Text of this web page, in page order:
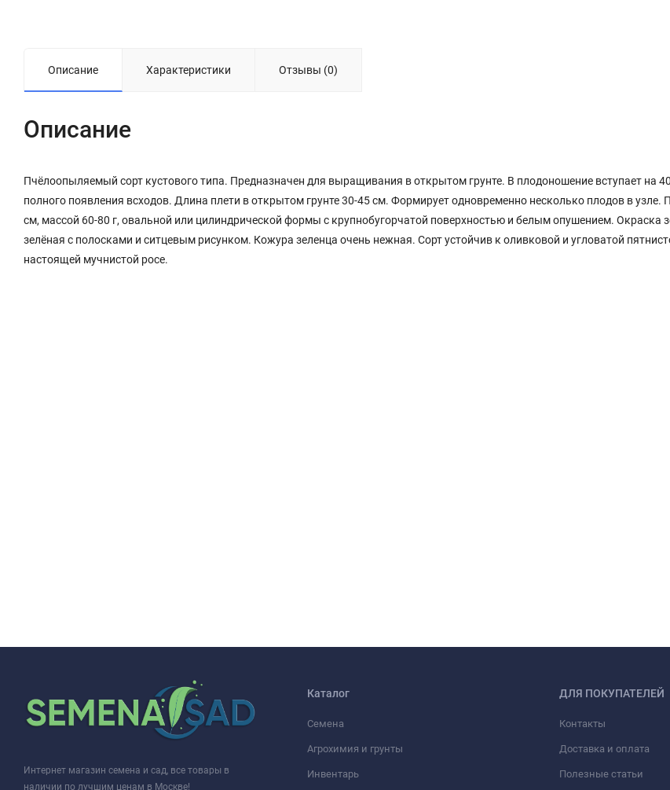
Описание Характеристики Отзывы (0)
Описание
Пчёлоопыляемый сорт кустового типа. Предназначен для выращивания в открытом грунте. В плодоношение вступает на
полного появления всходов. Длина плети в открытом грунте 30-45 см. Формирует одновременно несколько плодов в узле.
см, массой 60-80 г, овальной или цилиндрической формы с крупнобугорчатой поверхностью и белым опушением. Окраска
зелёная с полосками и ситцевым рисунком. Кожура зеленца очень нежная. Сорт устойчив к оливковой и угловатой
настоящей мучнистой росе.
Интернет магазин семена и сад, все товары в
наличии по лучшим ценам в Москве!
Каталог
Семена
Агрохимия и грунты
Инвентарь
ДЛЯ ПОКУПАТЕЛЕЙ
Контакты
Доставка и оплата
Полезные статьи